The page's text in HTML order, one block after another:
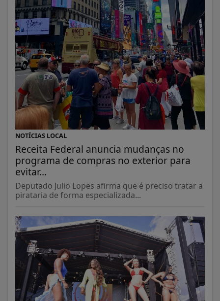
NOTÍCIAS LOCAL
Receita Federal anuncia mudanças no
programa de compras no exterior para
evitar...
Deputado Julio Lopes afirma que é preciso tratar a
pirataria de forma especializada...